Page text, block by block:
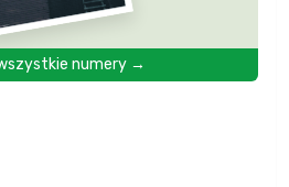
numery →